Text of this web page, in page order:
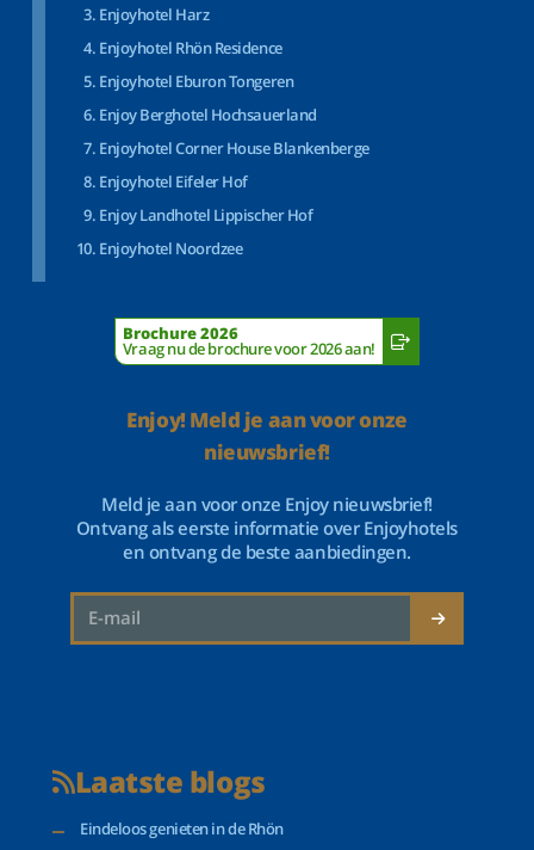
Enjoyhotel Harz
Enjoyhotel Rhön Residence
Enjoyhotel Eburon Tongeren
Enjoy Berghotel Hochsauerland
Enjoyhotel Corner House Blankenberge
Enjoyhotel Eifeler Hof
Enjoy Landhotel Lippischer Hof
Enjoyhotel Noordzee
Brochure 2026
Vraag nu de brochure voor 2026 aan!
Enjoy! Meld je aan voor onze
nieuwsbrief!
Meld je aan voor onze Enjoy nieuwsbrief!
Ontvang als eerste informatie over Enjoyhotels
en ontvang de beste aanbiedingen.
Laatste blogs
Eindeloos genieten in de Rhön